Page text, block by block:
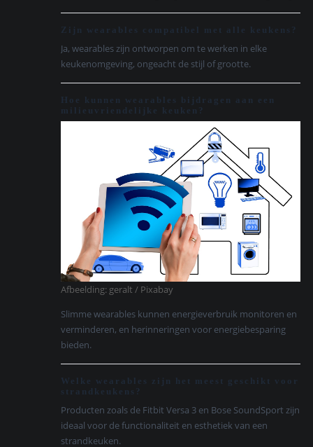
Zijn wearables compatibel met alle keukens?
Ja, wearables zijn ontworpen om te werken in elke
keukenomgeving, ongeacht de stijl of grootte.
Hoe kunnen wearables bijdragen aan een
milieuvriendelijke keuken?
Afbeelding: geralt / Pixabay
Slimme wearables kunnen energieverbruik monitoren en
verminderen, en herinneringen voor energiebesparing
bieden.
Welke wearables zijn het meest geschikt voor
strandkeukens?
Producten zoals de Fitbit Versa 3 en Bose SoundSport zijn
ideaal voor de functionaliteit en esthetiek van een
strandkeuken.